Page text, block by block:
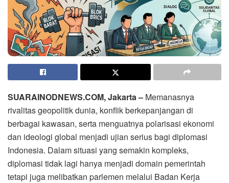
SUARAINODNEWS.COM, Jakarta – Memanasnya
rivalitas geopolitik dunia, konflik berkepanjangan di
berbagai kawasan, serta menguatnya polarisasi ekonomi
dan ideologi global menjadi ujian serius bagi diplomasi
Indonesia. Dalam situasi yang semakin kompleks,
diplomasi tidak lagi hanya menjadi domain pemerintah
tetapi juga melibatkan parlemen melalui Badan Kerja